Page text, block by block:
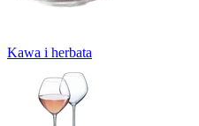
Kawa i herbata